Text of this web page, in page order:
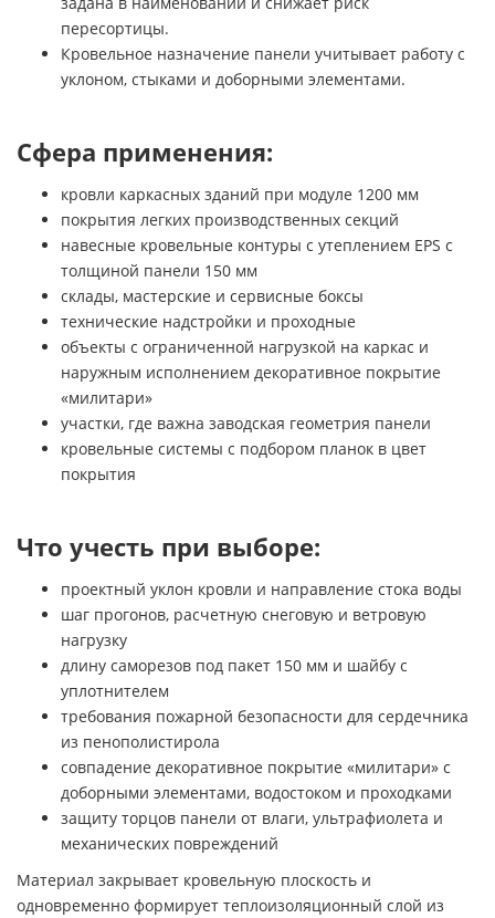
пересортицы.
Кровельное назначение панели учитывает работу с
уклоном, стыками и доборными элементами.
Сфера применения:
кровли каркасных зданий при модуле 1200 мм
покрытия легких производственных секций
навесные кровельные контуры с утеплением EPS с
толщиной панели 150 мм
склады, мастерские и сервисные боксы
технические надстройки и проходные
объекты с ограниченной нагрузкой на каркас и
наружным исполнением декоративное покрытие
«милитари»
участки, где важна заводская геометрия панели
кровельные системы с подбором планок в цвет
покрытия
Что учесть при выборе:
проектный уклон кровли и направление стока воды
шаг прогонов, расчетную снеговую и ветровую
нагрузку
длину саморезов под пакет 150 мм и шайбу с
уплотнителем
требования пожарной безопасности для сердечника
из пенополистирола
совпадение декоративное покрытие «милитари» с
доборными элементами, водостоком и проходками
защиту торцов панели от влаги, ультрафиолета и
механических повреждений
Материал закрывает кровельную плоскость и
одновременно формирует теплоизоляционный слой из